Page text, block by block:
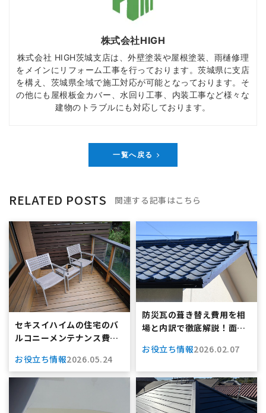
株式会社HIGH
株式会社 HIGH茨城支店は、外壁塗装や屋根塗装、雨樋修理
をメインにリフォーム工事を行っております。茨城県に支店
を構え、茨城県全域で施工対応が可能となっております。そ
の他にも屋根板金カバー、水回り工事、内装工事など様々な
建物のトラブルにも対応しております。
一覧へ戻る
RELATED POSTS 関連する記事はこちら
セキスイハイムの住宅のバ
ルコニーメンテナンス費用
り！快適に暮らすための完
全ガイド
お役立ち情報2026.05.24
防災瓦の葺き替え費用を相
場と内訳で徹底解説！面積
公開
お役立ち情報2026.02.07